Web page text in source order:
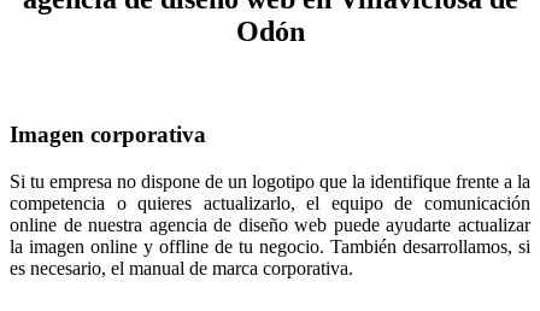
Odón
Imagen corporativa
Si tu empresa no dispone de un logotipo que la identifique frente a la
competencia o quieres actualizarlo, el equipo de comunicación
online de nuestra agencia de diseño web puede ayudarte actualizar
la imagen online y offline de tu negocio. También desarrollamos, si
es necesario, el manual de marca corporativa.